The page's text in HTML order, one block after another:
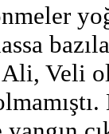
Veli